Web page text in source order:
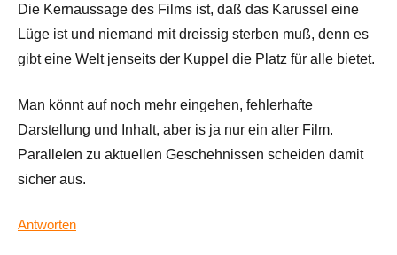
Die Kernaussage des Films ist, daß das Karussel eine
Lüge ist und niemand mit dreissig sterben muß, denn es
gibt eine Welt jenseits der Kuppel die Platz für alle bietet.
Man könnt auf noch mehr eingehen, fehlerhafte
Darstellung und Inhalt, aber is ja nur ein alter Film.
Parallelen zu aktuellen Geschehnissen scheiden damit
sicher aus.
Antworten